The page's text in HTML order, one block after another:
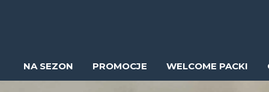
NA SEZON PROMOCJE WELCOME PACKI